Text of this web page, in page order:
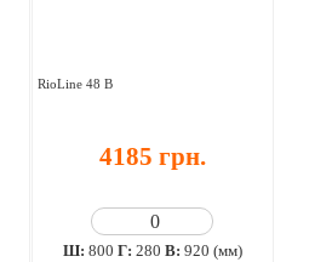
RioLine 48 В
4185 грн.
Ш: 800 Г: 280 В: 920 (мм)